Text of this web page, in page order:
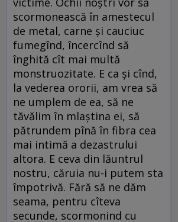
scormonească în amestecul
de metal, carne și cauciuc
fumegînd, încercînd să
înghită cît mai multă
monstruozitate. E ca și cînd,
la vederea ororii, am vrea să
ne umplem de ea, să ne
tăvălim în mlaștina ei, să
pătrundem pînă în fibra cea
mai intimă a dezastrului
altora. E ceva din lăuntrul
nostru, căruia nu-i putem sta
împotrivă. Fără să ne dăm
seama, pentru cîteva
secunde, scormonind cu